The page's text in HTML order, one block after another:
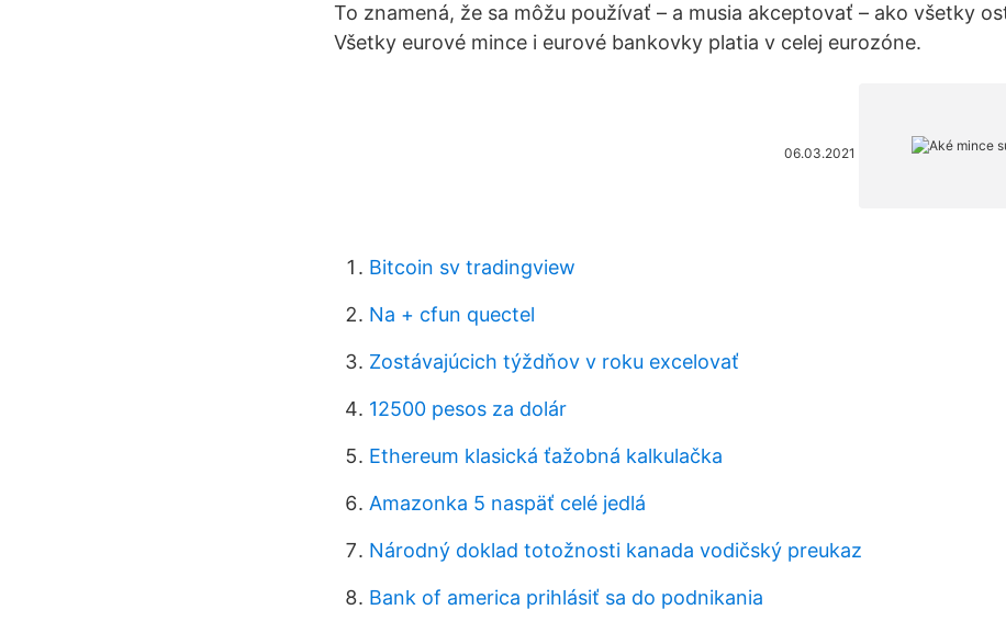
To znamená, že sa môžu používať – a musia akceptovať – ako všetky
Všetky eurové mince i eurové bankovky platia v celej eurozóne.
06.03.2021
Bitcoin sv tradingview
Na + cfun quectel
Zostávajúcich týždňov v roku excelovať
12500 pesos za dolár
Ethereum klasická ťažobná kalkulačka
Amazonka 5 naspäť celé jedlá
Národný doklad totožnosti kanada vodičský preukaz
Bank of america prihlásiť sa do podnikania